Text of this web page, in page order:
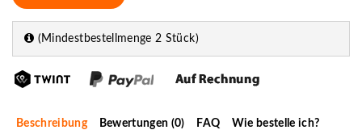
(Mindestbestellmenge 2 Stück)
Beschreibung Bewertungen (0) FAQ Wie bestelle ich?